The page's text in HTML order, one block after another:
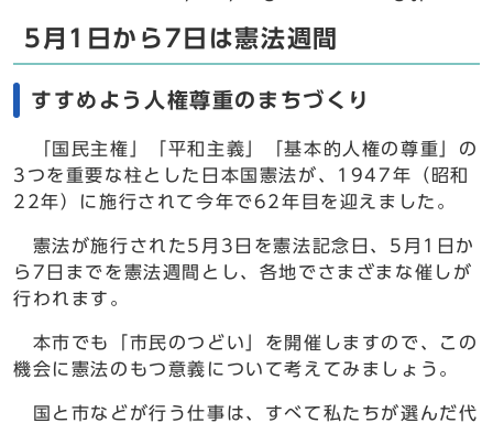
5月1日から7日は憲法週間
すすめよう人権尊重のまちづくり
「国民主権」「平和主義」「基本的人権の尊重」の
3つを重要な柱とした日本国憲法が、1947年（昭和
22年）に施行されて今年で62年目を迎えました。
憲法が施行された5月3日を憲法記念日、5月1日か
ら7日までを憲法週間とし、各地でさまざまな催しが
行われます。
本市でも「市民のつどい」を開催しますので、この
機会に憲法のもつ意義について考えてみましょう。
国と市などが行う仕事は、すべて私たちが選んだ代